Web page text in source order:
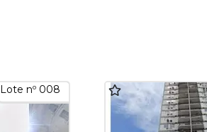
Lote nº 008